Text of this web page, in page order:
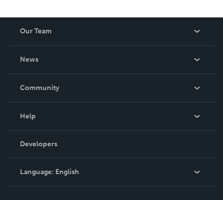
Our Team
News
In The News
Community
Podcast
Help
Order Lookup
Knowledge Base
Contact Support
Developers
Language: English